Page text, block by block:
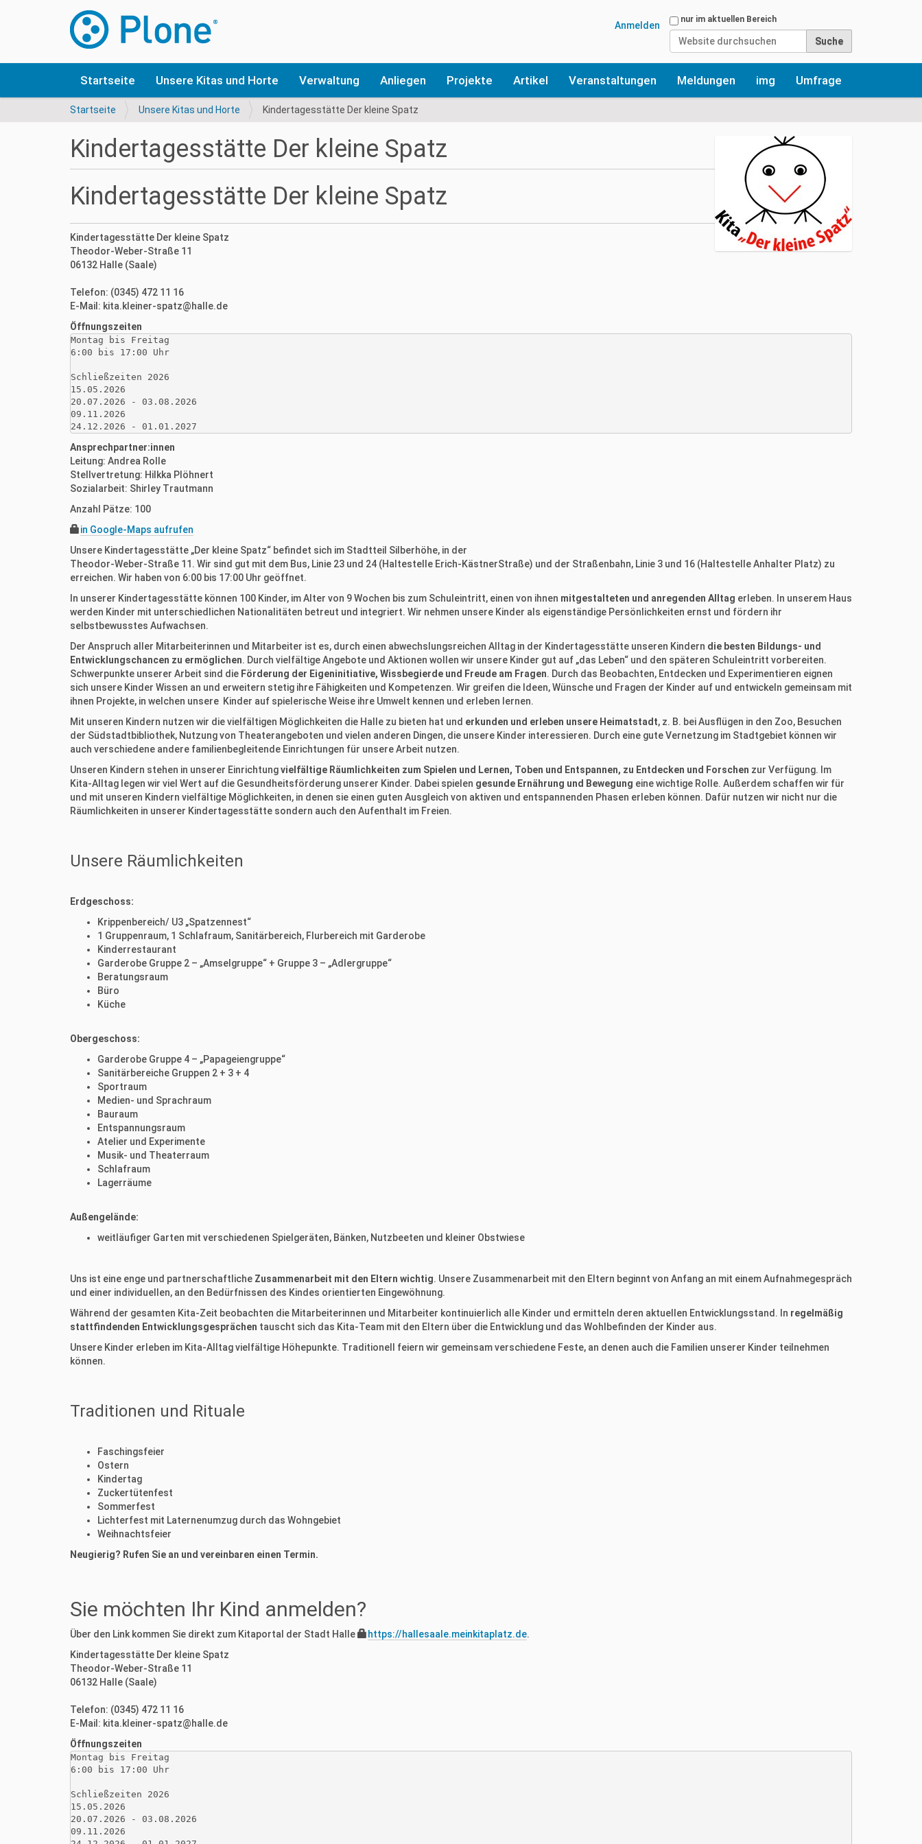
Website durchsuchen
nur im aktuellen Bereich
Anmelden
Startseite Unsere Kitas und Horte Verwaltung Anliegen Projekte Artikel Veranstaltungen Meldungen img Umfrage
S
s
h
e
r
Startseite Unsere Kitas und Horte Kindertagesstätte Der kleine Spatz
Kindertagesstätte Der kleine Spatz
Kindertagesstätte Der kleine Spatz
Kindertagesstätte Der kleine Spatz
Theodor-Weber-Straße 11
06132 Halle (Saale)
Telefon: (0345) 472 11 16
E-Mail: kita.kleiner-spatz@halle.de
Öffnungszeiten
Montag bis Freitag
6:00 bis 17:00 Uhr
Schließzeiten 2026
15.05.2026
20.07.2026 - 03.08.2026
09.11.2026
24.12.2026 - 01.01.2027
Ansprechpartner:innen
Leitung: Andrea Rolle
Stellvertretung: Hilkka Plöhnert
Sozialarbeit: Shirley Trautmann
Anzahl Pätze: 100
in Google-Maps aufrufen
Unsere Kindertagesstätte „Der kleine Spatz“ befindet sich im Stadtteil Silberhöhe, in der
Theodor-Weber-Straße 11. Wir sind gut mit dem Bus, Linie 23 und 24 (Haltestelle Erich-KästnerStraße) und der Straßenbahn, Linie 3 und 16 (Haltestelle Anhalter Platz) zu
erreichen. Wir haben von 6:00 bis 17:00 Uhr geöffnet.
In unserer Kindertagesstätte können 100 Kinder, im Alter von 9 Wochen bis zum Schuleintritt, einen von ihnen mitgestalteten und anregenden Alltag erleben. In unserem Haus
werden Kinder mit unterschiedlichen Nationalitäten betreut und integriert. Wir nehmen unsere Kinder als eigenständige Persönlichkeiten ernst und fördern ihr
selbstbewusstes Aufwachsen.
Der Anspruch aller Mitarbeiterinnen und Mitarbeiter ist es, durch einen abwechslungsreichen Alltag in der Kindertagesstätte unseren Kindern die besten Bildungs- und
Entwicklungschancen zu ermöglichen. Durch vielfältige Angebote und Aktionen wollen wir unsere Kinder gut auf „das Leben“ und den späteren Schuleintritt vorbereiten.
Schwerpunkte unserer Arbeit sind die Förderung der Eigeninitiative, Wissbegierde und Freude am Fragen. Durch das Beobachten, Entdecken und Experimentieren eignen
sich unsere Kinder Wissen an und erweitern stetig ihre Fähigkeiten und Kompetenzen. Wir greifen die Ideen, Wünsche und Fragen der Kinder auf und entwickeln gemeinsam mit
ihnen Projekte, in welchen unsere Kinder auf spielerische Weise ihre Umwelt kennen und erleben lernen.
Mit unseren Kindern nutzen wir die vielfältigen Möglichkeiten die Halle zu bieten hat und erkunden und erleben unsere Heimatstadt, z. B. bei Ausflügen in den Zoo, Besuchen
der Südstadtbibliothek, Nutzung von Theaterangeboten und vielen anderen Dingen, die unsere Kinder interessieren. Durch eine gute Vernetzung im Stadtgebiet können wir
auch verschiedene andere familienbegleitende Einrichtungen für unsere Arbeit nutzen.
Unseren Kindern stehen in unserer Einrichtungvielfältige Räumlichkeiten zum Spielen und Lernen, Toben und Entspannen, zu Entdecken und Forschen zur Verfügung. Im
Kita-Alltag legen wir viel Wert auf die Gesundheitsförderung unserer Kinder. Dabei spielen gesunde Ernährung und Bewegung eine wichtige Rolle. Außerdem schaffen wir für
und mit unseren Kindern vielfältige Möglichkeiten, in denen sie einen guten Ausgleich von aktiven und entspannenden Phasen erleben können. Dafür nutzen wir nicht nur die
Räumlichkeiten in unserer Kindertagesstätte sondern auch den Aufenthalt im Freien.
Unsere Räumlichkeiten
Erdgeschoss:
Krippenbereich/ U3 „Spatzennest“
1 Gruppenraum, 1 Schlafraum, Sanitärbereich, Flurbereich mit Garderobe
Kinderrestaurant
Garderobe Gruppe 2 – „Amselgruppe“ + Gruppe 3 – „Adlergruppe“
Beratungsraum
Büro
Küche
Obergeschoss:
Garderobe Gruppe 4 – „Papageiengruppe“
Sanitärbereiche Gruppen 2 + 3 + 4
Sportraum
Medien- und Sprachraum
Bauraum
Entspannungsraum
Atelier und Experimente
Musik- und Theaterraum
Schlafraum
Lagerräume
Außengelände:
weitläufiger Garten mit verschiedenen Spielgeräten, Bänken, Nutzbeeten und kleiner Obstwiese
Uns ist eine enge und partnerschaftliche Zusammenarbeit mit den Eltern wichtig. Unsere Zusammenarbeit mit den Eltern beginnt von Anfang an mit einem Aufnahmegespräch
und einer individuellen, an den Bedürfnissen des Kindes orientierten Eingewöhnung.
Während der gesamten Kita-Zeit beobachten die Mitarbeiterinnen und Mitarbeiter kontinuierlich alle Kinder und ermitteln deren aktuellen Entwicklungsstand. In regelmäßig
stattfindenden Entwicklungsgesprächen tauscht sich das Kita-Team mit den Eltern über die Entwicklung und das Wohlbefinden der Kinder aus.
Unsere Kinder erleben im Kita-Alltag vielfältige Höhepunkte. Traditionell feiern wir gemeinsam verschiedene Feste, an denen auch die Familien unserer Kinder teilnehmen
können.
Traditionen und Rituale
Faschingsfeier
Ostern
Kindertag
Zuckertütenfest
Sommerfest
Lichterfest mit Laternenumzug durch das Wohngebiet
Weihnachtsfeier
Neugierig? Rufen Sie an und vereinbaren einen Termin.
Sie möchten Ihr Kind anmelden?
Über den Link kommen Sie direkt zum Kitaportal der Stadt Halle https://hallesaale.meinkitaplatz.de.
Kindertagesstätte Der kleine Spatz
Theodor-Weber-Straße 11
06132 Halle (Saale)
Telefon: (0345) 472 11 16
E-Mail: kita.kleiner-spatz@halle.de
Öffnungszeiten
Montag bis Freitag
6:00 bis 17:00 Uhr
Schließzeiten 2026
15.05.2026
20.07.2026 - 03.08.2026
09.11.2026